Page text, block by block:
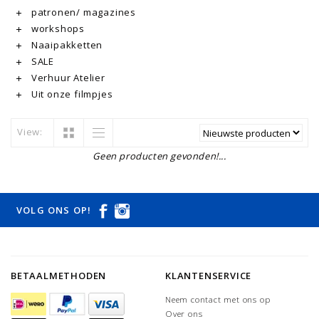
patronen/ magazines
workshops
Naaipakketten
SALE
Verhuur Atelier
Uit onze filmpjes
View:
Geen producten gevonden!...
VOLG ONS OP!
BETAALMETHODEN KLANTENSERVICE
Neem contact met ons op
Over ons